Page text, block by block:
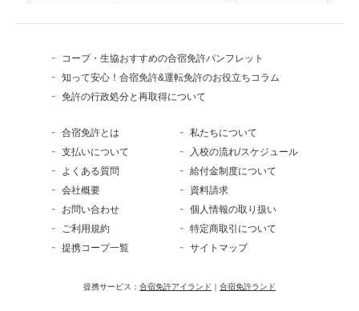
コープ・生協おすすめの合宿免許パンフレット
知って安心！合宿免許&運転免許のお役立ちコラム
免許の行政処分と再取得について
合宿免許とは
私たちについて
支払いについて
入校の流れ/スケジュール
よくある質問
給付金制度について
会社概要
資料請求
お問い合わせ
個人情報の取り扱い
ご利用規約
特定商取引について
提携コープ一覧
サイトマップ
提携サービス： 合宿免許アイランド ｜ 合宿免許ランド